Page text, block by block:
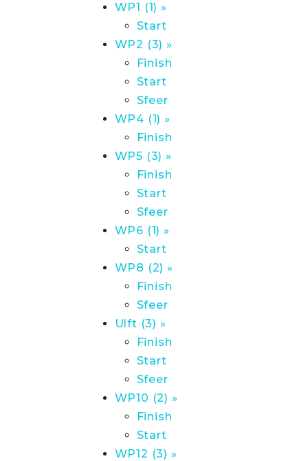
WP1 (1) »
Start
WP2 (3) »
Finish
Start
Sfeer
WP4 (1) »
Finish
WP5 (3) »
Finish
Start
Sfeer
WP6 (1) »
Start
WP8 (2) »
Finish
Sfeer
Ulft (3) »
Finish
Start
Sfeer
WP10 (2) »
Finish
Start
WP12 (3) »